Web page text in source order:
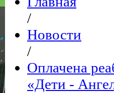
/
Новости
/
Оплачена
«Дети -